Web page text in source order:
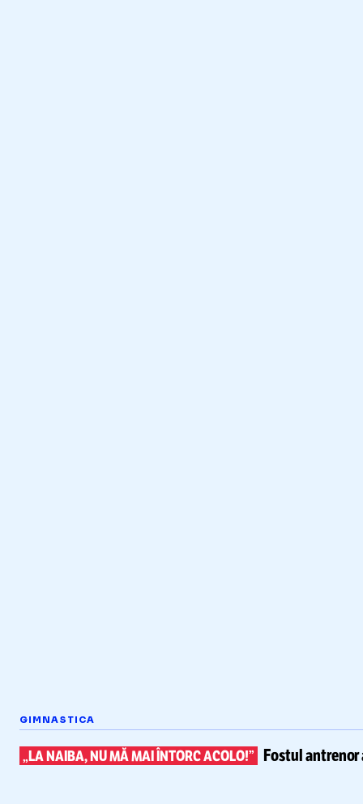
GIMNASTICA
„LA NAIBA, NU MĂ MAI ÎNTORC ACOLO!” Fostul